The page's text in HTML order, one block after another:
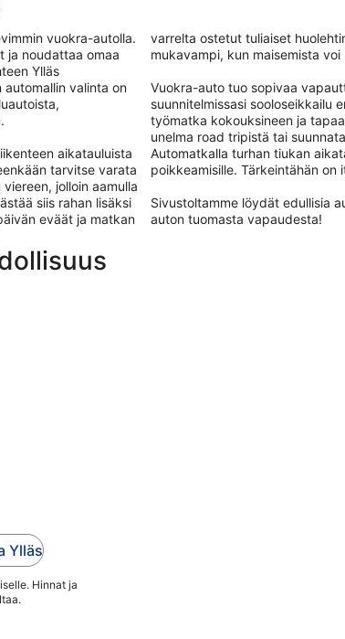
vuokra-autolla.
ja noudattaa omaa
Ylläs
valinta on
aikatauluista
tarvitse varata
jolloin aamulla
siis rahan lisäksi
eväät ja matkan
varrelta ostetut tuliaiset
mukavampi, kun maisemista
Vuokra-auto tuo sopivaa
suunnitelmissasi sooloseikkailu
työmatka kokouksineen ja
unelma road tripistä tai
Automatkalla turhan tiukan
poikkeamisille. Tärkeintähän on
Sivustoltamme löydät edullisia
auton tuomasta vapaudesta!
Ylläs
Hinnat ja